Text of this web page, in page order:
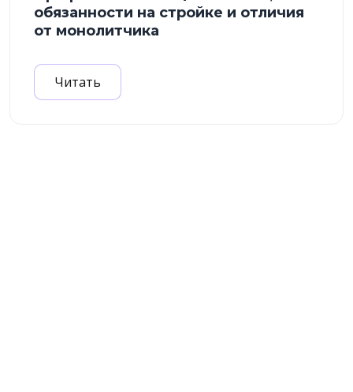
обязанности на стройке и отличия
от монолитчика
Читать